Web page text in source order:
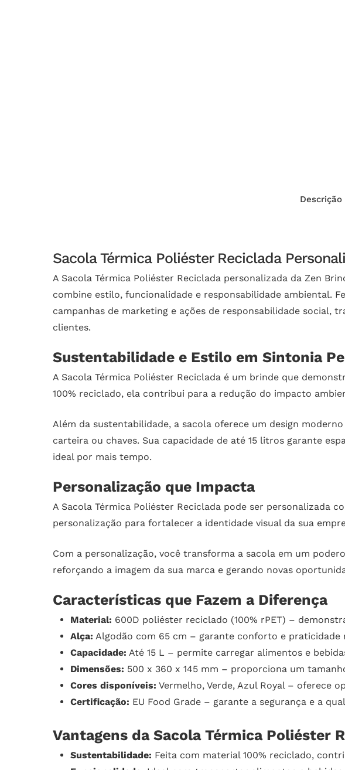
Descrição
Sacola Térmica Poliéster Reciclada
A Sacola Térmica Poliéster Reciclada personalizada da Zen
combine estilo, funcionalidade e responsabilidade ambiental.
campanhas de marketing e ações de responsabilidade social,
clientes.
Sustentabilidade e Estilo em Sintonia
A Sacola Térmica Poliéster Reciclada é um brinde que
100% reciclado, ela contribui para a redução do impacto
Além da sustentabilidade, a sacola oferece um design
carteira ou chaves. Sua capacidade de até 15 litros garante
ideal por mais tempo.
Personalização que Impacta
A Sacola Térmica Poliéster Reciclada pode ser personalizada
personalização para fortalecer a identidade visual da sua
Com a personalização, você transforma a sacola em um
reforçando a imagem da sua marca e gerando novas
Características que Fazem a Diferença
Material: 600D poliéster reciclado (100% rPET) –
Alça: Algodão com 65 cm – garante conforto e praticidade
Capacidade: Até 15 L – permite carregar alimentos e
Dimensões: 500 x 360 x 145 mm – proporciona um
Cores disponíveis: Vermelho, Verde, Azul Royal – oferece
Certificação: EU Food Grade – garante a segurança e a
Vantagens da Sacola Térmica Poliéster
Sustentabilidade: Feita com material 100% reciclado,